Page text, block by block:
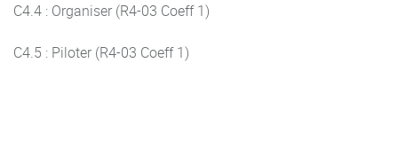
C4.4 : Organiser (R4-03 Coeff 1)
C4.5 : Piloter (R4-03 Coeff 1)